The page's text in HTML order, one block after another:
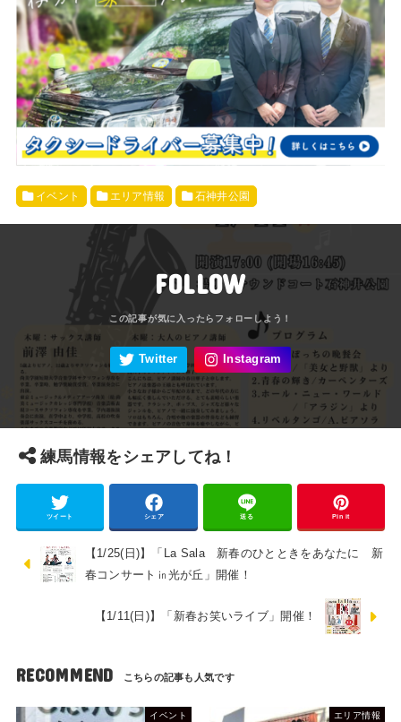
イベント エリア情報 石神井公園
FOLLOW
練馬情報をシェアしてね！
ツイート シェア 送る Pin it
【1/25(日)】「La Sala 新春のひとときをあなたに 新
春コンサート㏌光が丘」開催！
【1/11(日)】「新春お笑いライブ」開催！
RECOMMEND
イベント エリア情報